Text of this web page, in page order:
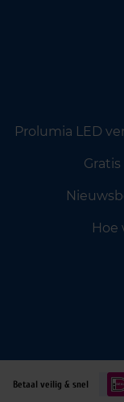
Prolumia LED
Hoe
Betaal veilig & snel